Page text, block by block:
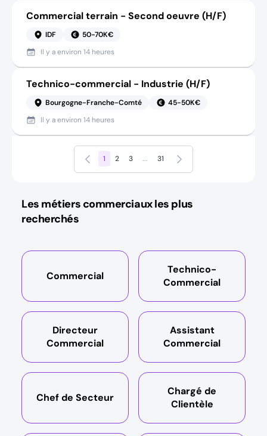
Commercial terrain - Second oeuvre (H/F)
IDF
50-70K€
Il y aenviron 14 heures
Technico-commercial - Industrie (H/F)
Bourgogne-Franche-Comté
45-50K€
Il y aenviron 14 heures
Précédent
1 2 3 ... 31 Suivant
Les métiers commerciaux les plus
recherchés
Commercial
Technico-
Commercial
Directeur
Commercial
Assistant
Commercial
Chef de Secteur
Chargé de
Clientèle